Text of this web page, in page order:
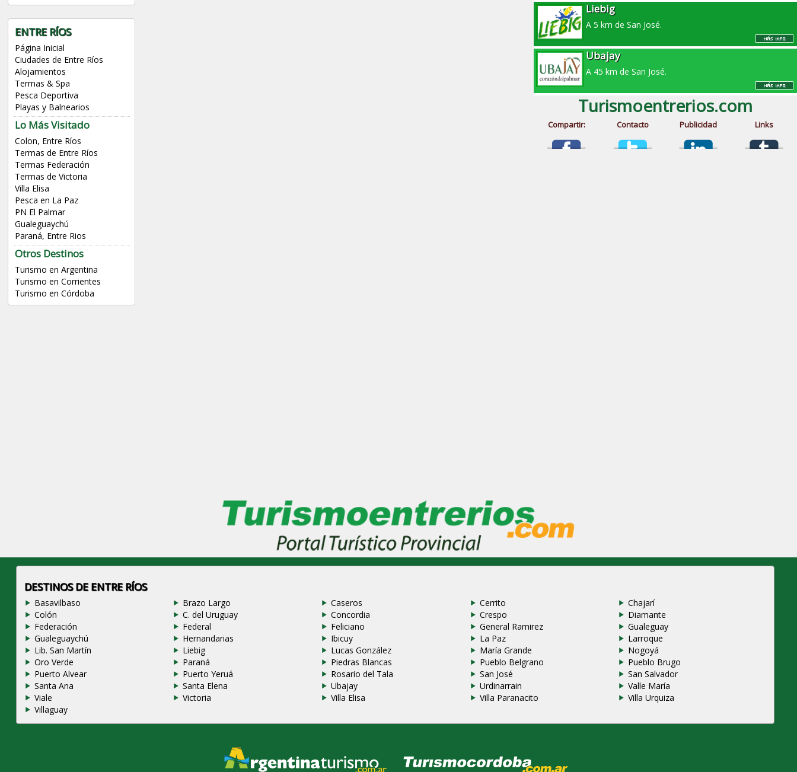
ENTRE RÍOS
Página Inicial
Ciudades de Entre Ríos
Alojamientos
Termas & Spa
Pesca Deportiva
Playas y Balnearios
Lo Más Visitado
Colon, Entre Ríos
Termas de Entre Ríos
Termas Federación
Termas de Victoria
Villa Elisa
Pesca en La Paz
PN El Palmar
Gualeguaychú
Paraná, Entre Rios
Otros Destinos
Turismo en Argentina
Turismo en Corrientes
Turismo en Córdoba
Liebig
A 5 km de San José.
Ubajay
A 45 km de San José.
Turismoentrerios.com
Compartir: Contacto Publicidad Links
DESTINOS DE ENTRE RÍOS
Basavilbaso Brazo Largo Caseros Cerrito
Chajarí
Colón
C. del Uruguay Concordia Crespo
Diamante
Federación
Federal Feliciano General Ramirez
Gualeguay
Gualeguaychú
Hernandarias Ibicuy La Paz
Larroque
Lib. San Martín
Liebig Lucas González María Grande
Nogoyá
Oro Verde
Paraná Piedras Blancas Pueblo Belgrano
Pueblo Brugo
Puerto Alvear
Puerto Yeruá Rosario del Tala San José
San Salvador
Santa Ana
Santa Elena Ubajay Urdinarrain
Valle María
Viale
Victoria Villa Elisa Villa Paranacito
Villa Urquiza
Villaguay